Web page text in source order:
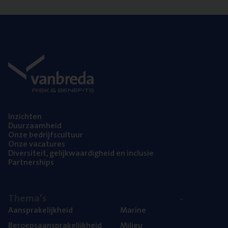
Inzich­ten
Duur­zaam­heid
Onze bedrijfs­cul­tuur
Onze vaca­tu­res
Diver­si­teit, gelijk­waar­dig­heid en inclusie
Part­ner­ships
Aan­spra­ke­lijk­heid
Beroeps­aan­spra­ke­lijk­heid
Mari­ne
Mili­eu